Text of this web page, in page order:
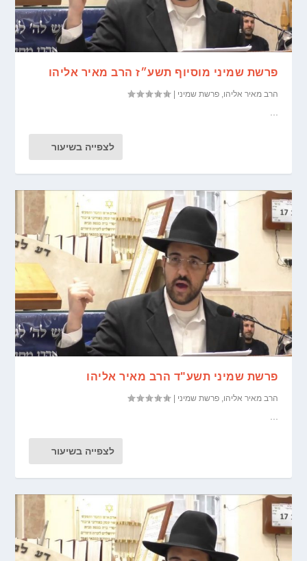
פרשת שמיני מוסיוף תשע״ז הרב מאיר אליהו
הרב מאיר אליהו,פרשת שמיני |
...
לצפייה בשיעור
פרשת שמיני תשע"ד הרב מאיר אליהו
הרב מאיר אליהו,פרשת שמיני |
לצפייה בשיעור